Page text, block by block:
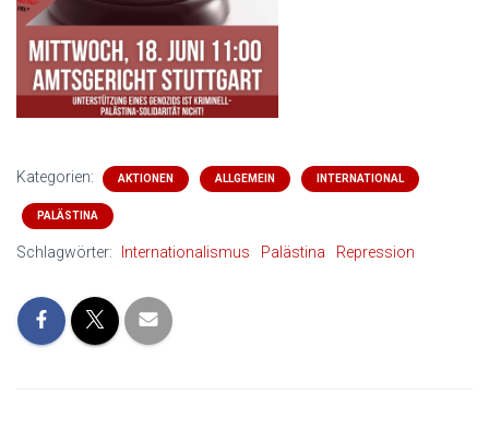
Kategorien: AKTIONEN ALLGEMEIN INTERNATIONAL
PALÄSTINA
Schlagwörter: Internationalismus Palästina Repression